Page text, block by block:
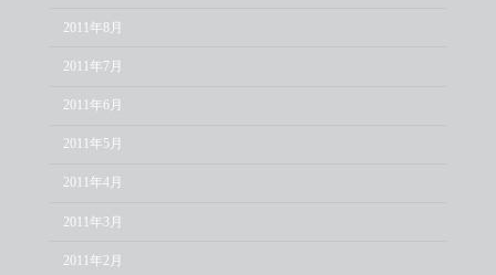
2011年8月
2011年7月
2011年6月
2011年5月
2011年4月
2011年3月
2011年2月